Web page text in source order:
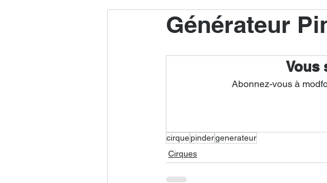
Remorques Véhicules Maps
Générateur
Vous
Abonnez-vous à
cirquepindergenerateur
Cirques